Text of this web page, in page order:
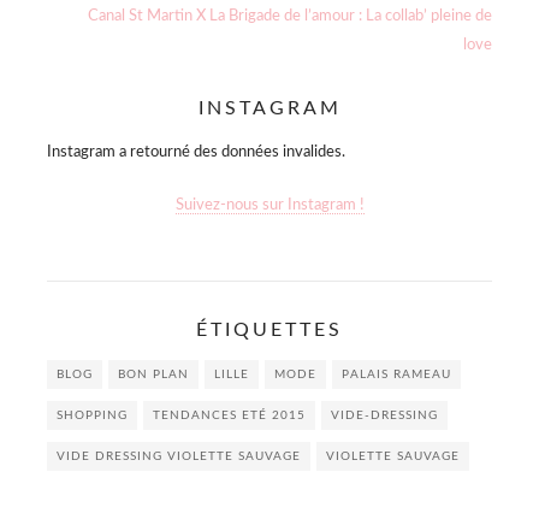
Next
Canal St Martin X La Brigade de l’amour : La collab’ pleine de
love
INSTAGRAM
Instagram a retourné des données invalides.
Suivez-nous sur Instagram !
ÉTIQUETTES
BLOG BON PLAN LILLE MODE PALAIS RAMEAU
SHOPPING TENDANCES ETÉ 2015 VIDE-DRESSING
VIDE DRESSING VIOLETTE SAUVAGE VIOLETTE SAUVAGE